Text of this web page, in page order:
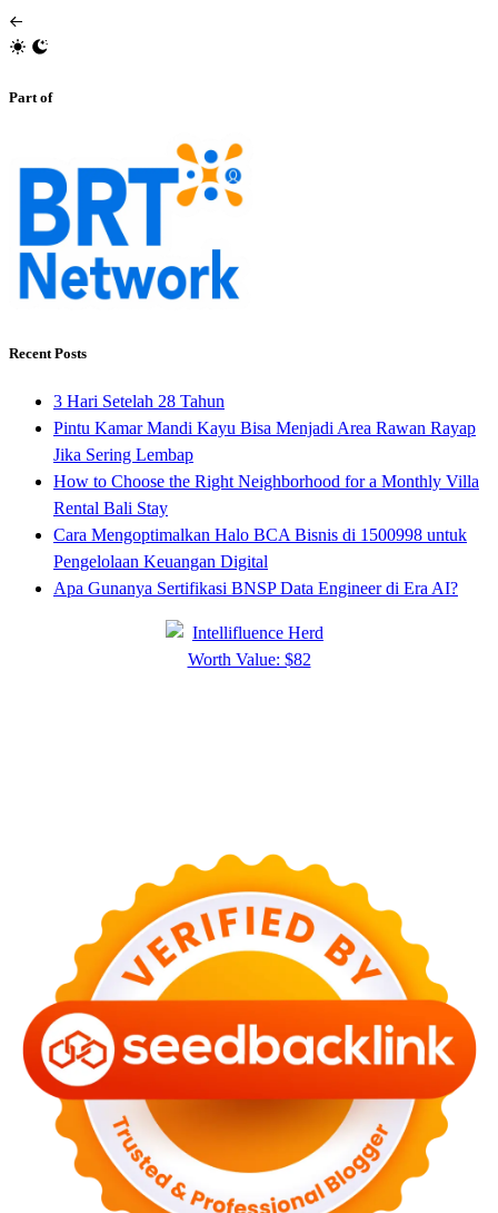
Part of
Recent Posts
3 Hari Setelah 28 Tahun
Pintu Kamar Mandi Kayu Bisa Menjadi Area Rawan Rayap
Jika Sering Lembap
How to Choose the Right Neighborhood for a Monthly Villa
Rental Bali Stay
Cara Mengoptimalkan Halo BCA Bisnis di 1500998 untuk
Pengelolaan Keuangan Digital
Apa Gunanya Sertifikasi BNSP Data Engineer di Era AI?